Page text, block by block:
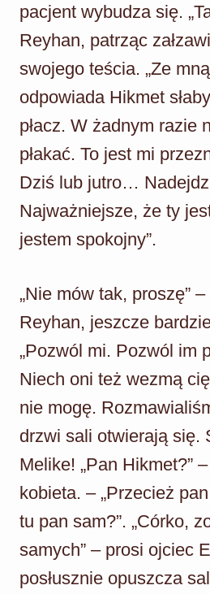
pacjent wybudza się.
Reyhan, patrząc
swojego teścia. „Ze
odpowiada Hikmet
płacz. W żadnym razie
płakać. To jest mi
Dziś lub jutro…
Najważniejsze, że ty
jestem spokojny”.
„Nie mów tak, proszę”
Reyhan, jeszcze
„Pozwól mi. Pozwól im
Niech oni też wezmą
nie mogę.
drzwi sali otwierają
Melike! „Pan Hikmet?”
kobieta. – „Przecież
tu pan sam?”. „Córko,
samych” – prosi ojciec
posłusznie opuszcza